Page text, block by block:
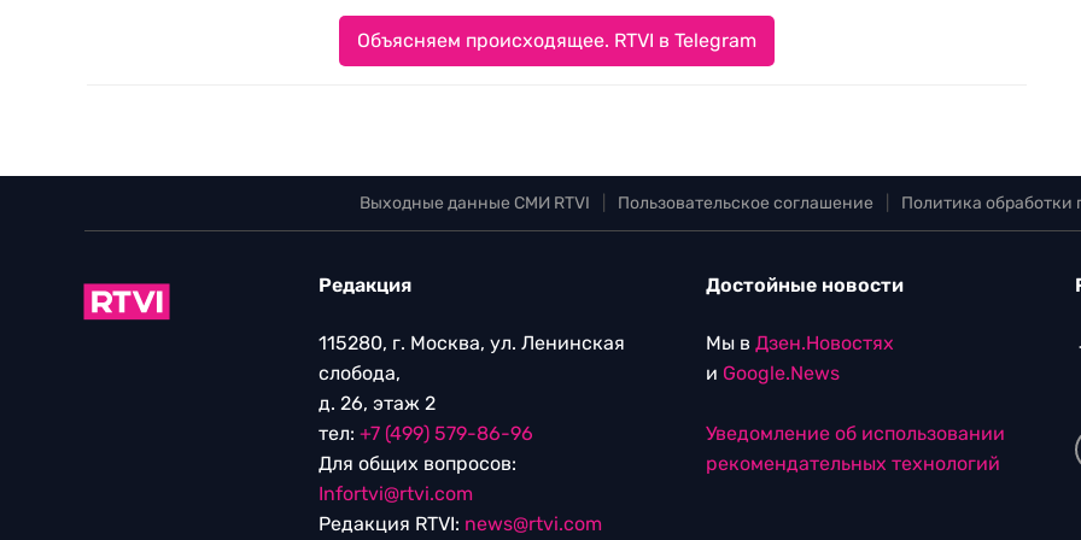
Объясняем происходящее. RTVI в Telegram
Выходные данные СМИ RTVI Пользовательское соглашение Политика
Редакция
115280, г. Москва, ул. Ленинская
слобода,
д. 26, этаж 2
тел: +7 (499) 579-86-96
Для общих вопросов:
Infortvi@rtvi.com
Редакция RTVI: news@rtvi.com
Достойные новости
Мы в Дзен.Новостях
и Google.News
Уведомление об использовании
рекомендательных технологий